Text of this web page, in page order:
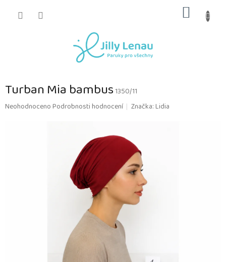
KOŠÍK
Turban Mia bambus1350/11
Průměrné
NeohodnocenoPodrobnosti hodnocení Značka:Lidia